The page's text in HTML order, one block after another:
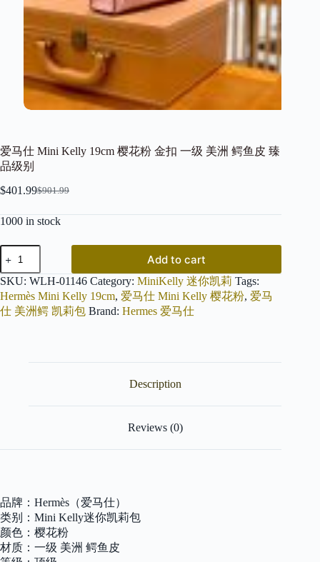
爱马仕 Mini Kelly 19cm 樱花粉 金扣 一级 美洲 鳄鱼皮 臻
品级别
$901.99
Original
was:
$401.99Current
is:
1000 in stock
爱
马
仕
Mini
Kelly
19cm
鳄
品
级
别
quantity
Add to cart
SKU: WLH-01146 Category: MiniKelly 迷你凯莉 Tags:
Hermès Mini Kelly 19cm, 爱马仕 Mini Kelly 樱花粉, 爱马
仕 美洲鳄 凯莉包 Brand: Hermes 爱马仕
Description
Reviews (0)
品牌：Hermès（爱马仕）
类别：Mini Kelly迷你凯莉包
颜色：樱花粉
材质：一级 美洲 鳄鱼皮